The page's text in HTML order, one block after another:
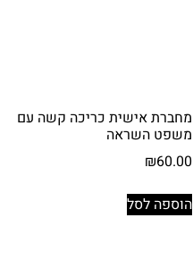
מחברת אישית כריכה קשה עם
משפט השראה
₪60.00
הוספה לסל